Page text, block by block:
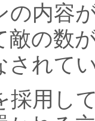
の内容
敵の数
されて
採用し